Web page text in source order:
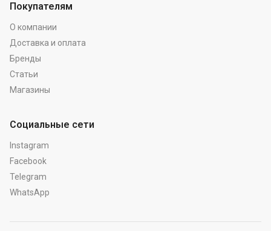
Покупателям
О компании
Доставка и оплата
Бренды
Статьи
Магазины
Социальные сети
Instagram
Facebook
Telegram
WhatsApp